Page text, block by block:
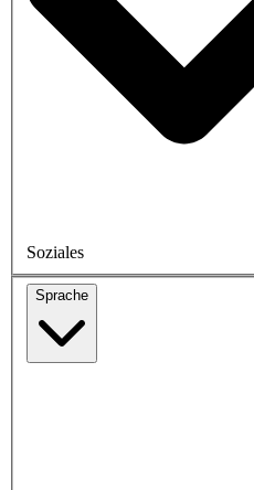
Soziales
Sprache